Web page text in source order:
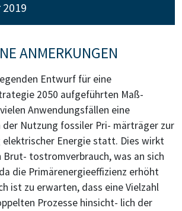
ANMERKUNGEN
Entwurf für eine
2050 aufgeführten Maß-
Anwendungsfällen eine
der Nutzung fossiler Pri- märträger zur
Energie statt. Dies wirkt
Brut- tostromverbrauch, was an sich
die Primärenergieeffizienz erhöht
ist zu erwarten, dass eine Vielzahl
Prozesse hinsicht- lich der